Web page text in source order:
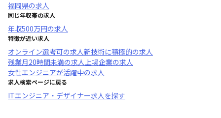
福岡県の求人
同じ年収帯の求人
年収500万円の求人
特徴が近い求人
オンライン選考可の求人新技術に積極的の求人
残業月20時間未満の求人上場企業の求人
女性エンジニアが活躍中の求人
求人検索ページに戻る
ITエンジニア・デザイナー求人を探す